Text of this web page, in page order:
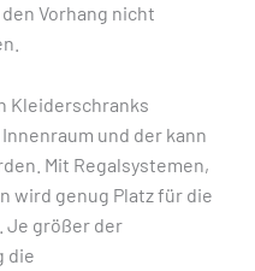
Vorhang nicht
Kleiderschranks
und der kann
Mit Regalsystemen,
wird genug Platz für die
Je größer der
die